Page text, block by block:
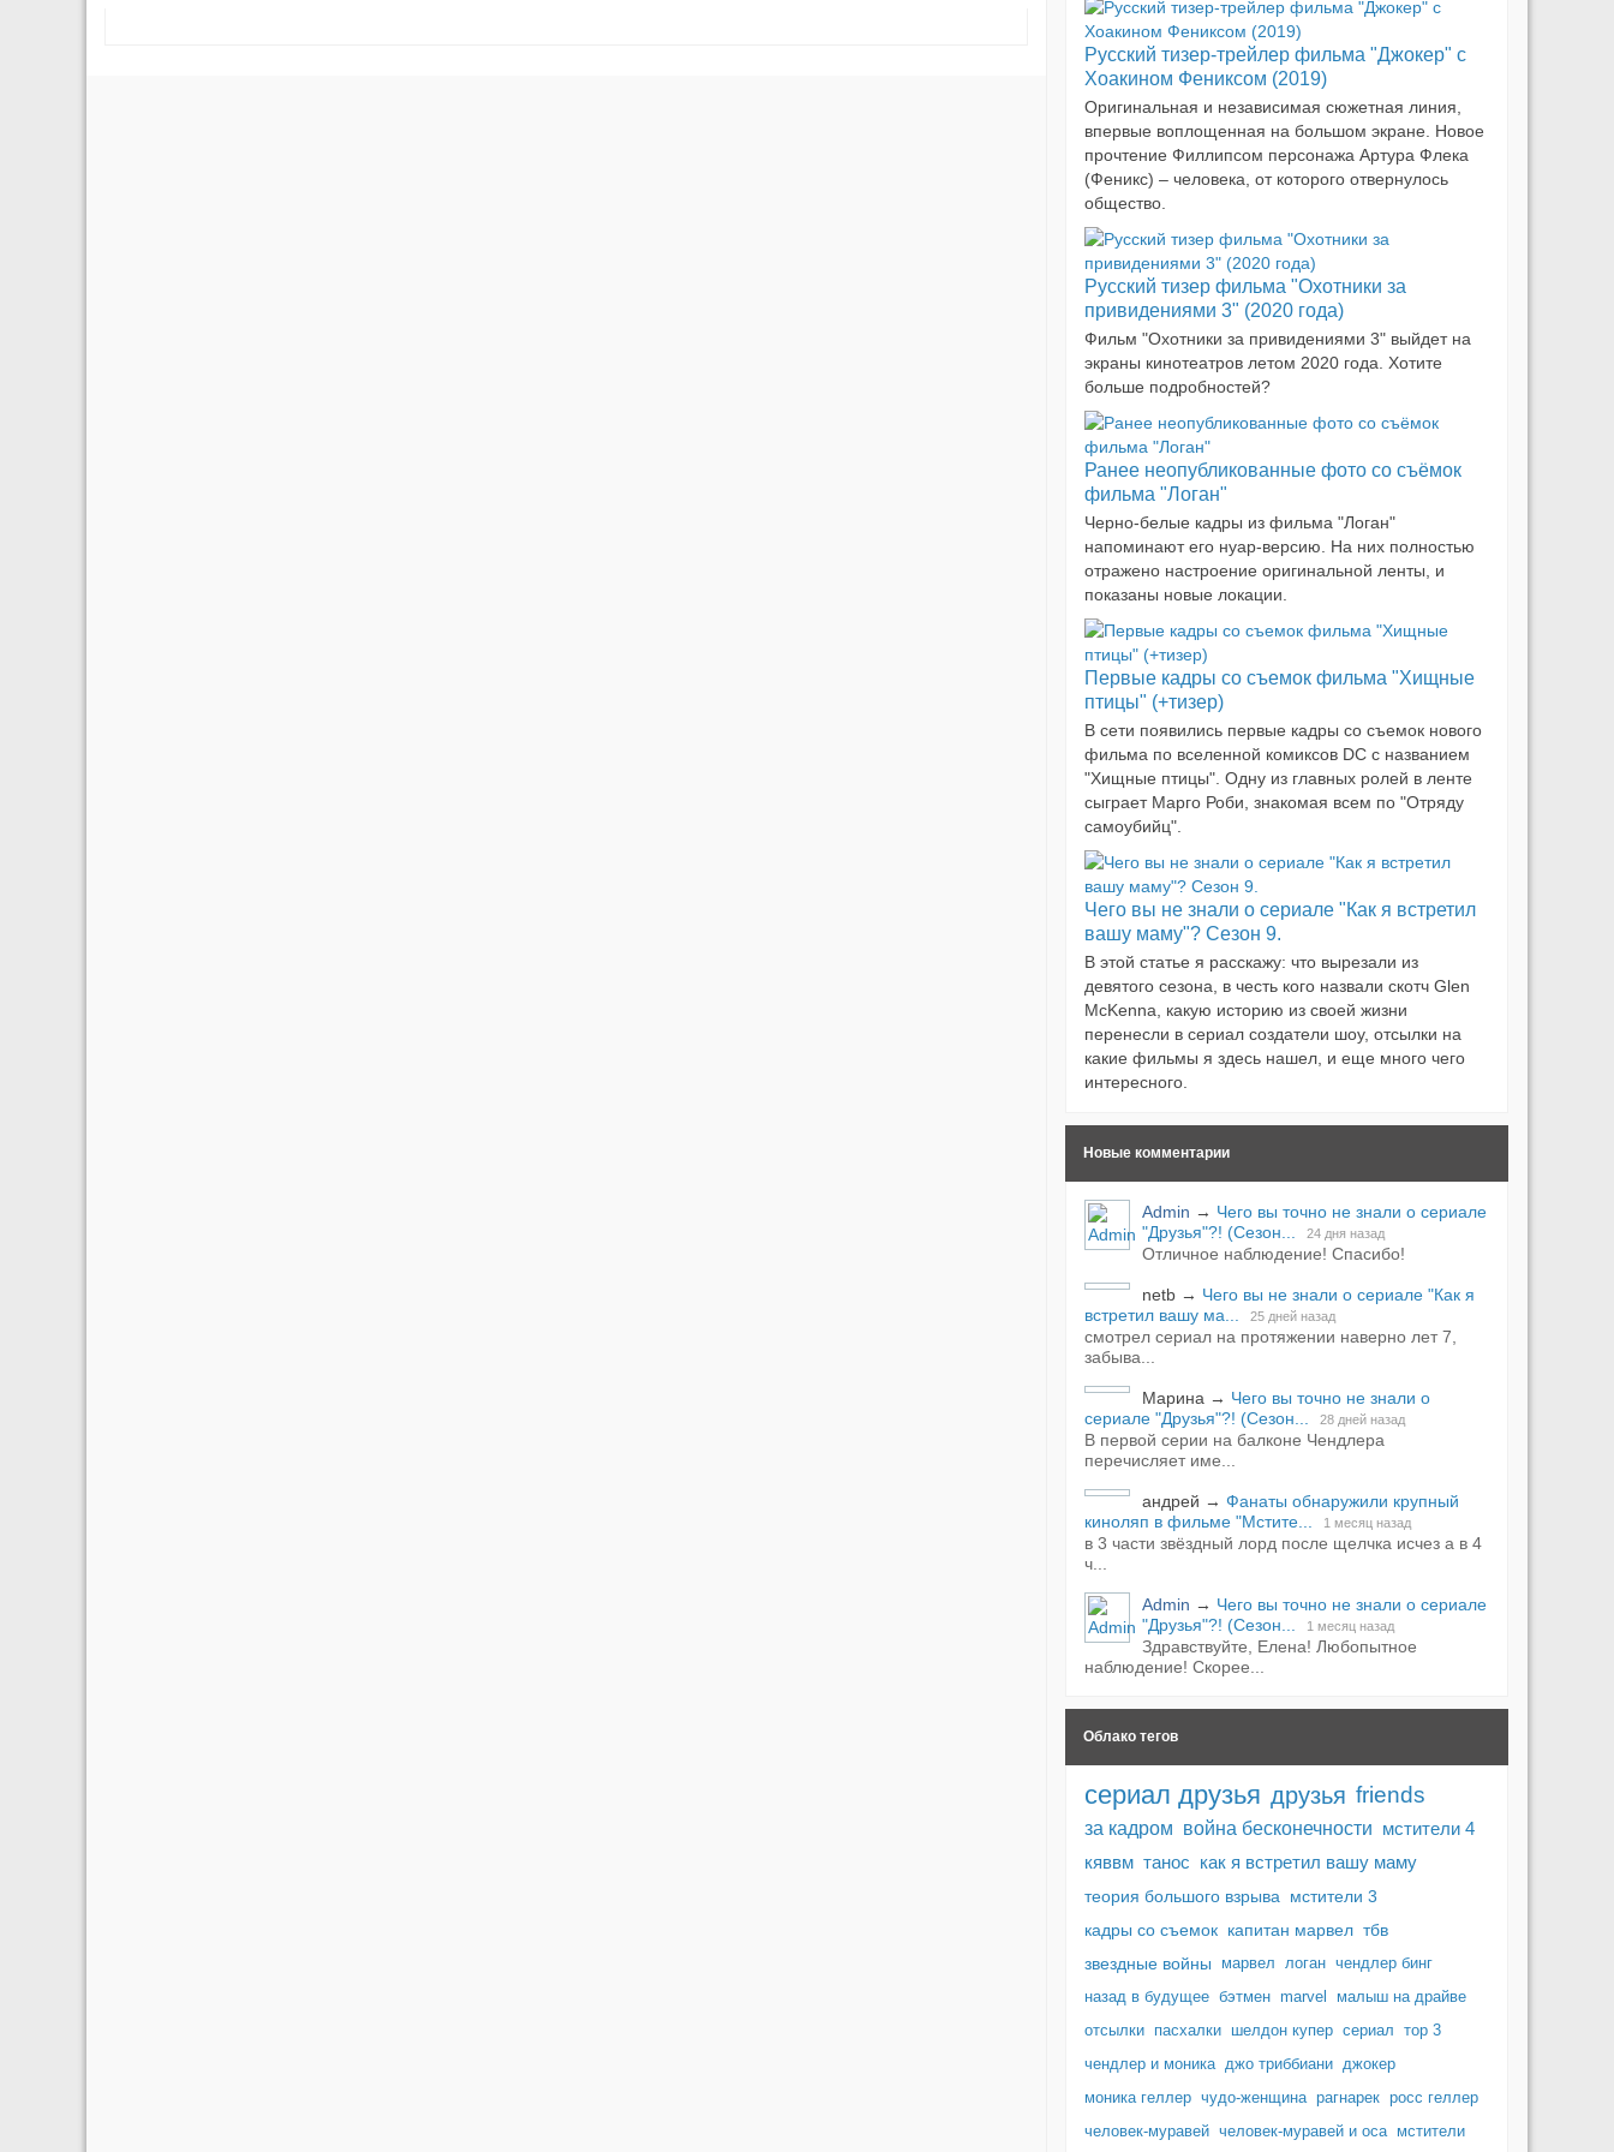
Русский тизер-трейлер фильма "Джокер" с
Хоакином Фениксом (2019)
Оригинальная и независимая сюжетная линия,
впервые воплощенная на большом экране. Новое
прочтение Филлипсом персонажа Артура Флека
(Феникс) – человека, от которого отвернулось
общество.
Русский тизер фильма "Охотники за
привидениями 3" (2020 года)
Фильм "Охотники за привидениями 3" выйдет на
экраны кинотеатров летом 2020 года. Хотите
больше подробностей?
Ранее неопубликованные фото со съёмок
фильма "Логан"
Черно-белые кадры из фильма "Логан"
напоминают его нуар-версию. На них полностью
отражено настроение оригинальной ленты, и
показаны новые локации.
Первые кадры со съемок фильма "Хищные
птицы" (+тизер)
В сети появились первые кадры со съемок нового
фильма по вселенной комиксов DC с названием
"Хищные птицы". Одну из главных ролей в ленте
сыграет Марго Роби, знакомая всем по "Отряду
самоубийц".
Чего вы не знали о сериале "Как я встретил
вашу маму"? Сезон 9.
В этой статье я расскажу: что вырезали из
девятого сезона, в честь кого назвали скотч Glen
McKenna, какую историю из своей жизни
перенесли в сериал создатели шоу, отсылки на
какие фильмы я здесь нашел, и еще много чего
интересного.
Новые комментарии
Admin → Чего вы точно не знали о сериале
"Друзья"?! (Сезон...
24 дня назад
Отличное наблюдение! Спасибо!
netb → Чего вы не знали о сериале "Как я
встретил вашу ма...
25 дней назад
смотрел сериал на протяжении наверно лет 7,
забыва...
Марина → Чего вы точно не знали о
сериале "Друзья"?! (Сезон...
28 дней назад
В первой серии на балконе Чендлера
перечисляет име...
андрей → Фанаты обнаружили крупный
киноляп в фильме "Мстите...
1 месяц назад
в 3 части звёздный лорд после щелчка исчез а в 4
ч...
Admin → Чего вы точно не знали о сериале
"Друзья"?! (Сезон...
1 месяц назад
Здравствуйте, Елена! Любопытное
наблюдение! Скорее...
Облако тегов
сериал друзья друзья friends
за кадром война бесконечности мстители 4
кяввм танос как я встретил вашу маму
теория большого взрыва
мстители 3
кадры со съемок капитан марвел тбв
звездные войны
марвел логан чендлер бинг
назад в будущее бэтмен marvel
малыш на драйве
отсылки пасхалки шелдон купер сериал тор 3
чендлер и моника джо триббиани джокер
моника геллер чудо-женщина рагнарек росс геллер
человек-муравей человек-муравей и оса мстители